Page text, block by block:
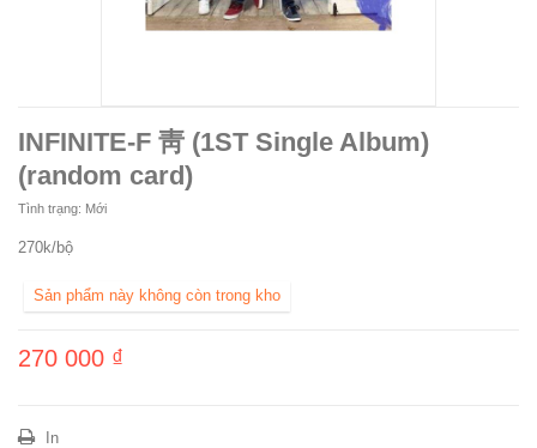
INFINITE-F 靑 (1ST Single Album)
(random card)
Tình trạng: Mới
270k/bộ
Sản phẩm này không còn trong kho
270 000 ₫
In